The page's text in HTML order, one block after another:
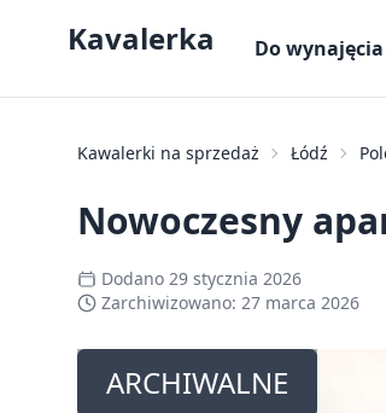
Kavalerka Do wynajęcia
Kawalerki na sprzedaż Łódź
Nowoczesny
Dodano 29 stycznia 2026
Zarchiwizowano: 27 marca 2026
ARCHIWALNE